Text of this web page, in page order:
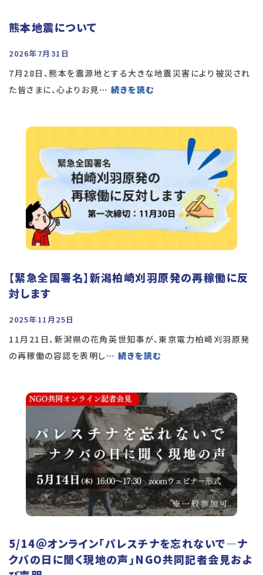
熊本地震について
2026年7月31日
7月28日、熊本を震源地とする大きな地震災害により被災され
た皆さまに、心よりお見… 続きを読む
【緊急全国署名】新潟柏崎刈羽原発の再稼働に反
対します
2025年11月25日
11月21日、新潟県の花角英世知事が、東京電力柏崎刈羽原発
の再稼働の容認を表明し… 続きを読む
5/14＠オンライン「パレスチナを忘れないで―ナ
クバの日に聞く現地の声」NGO共同記者会見およ